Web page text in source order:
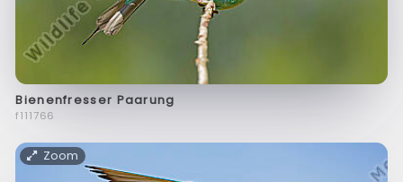
Bienenfresser Paarung
f111766
Zoom